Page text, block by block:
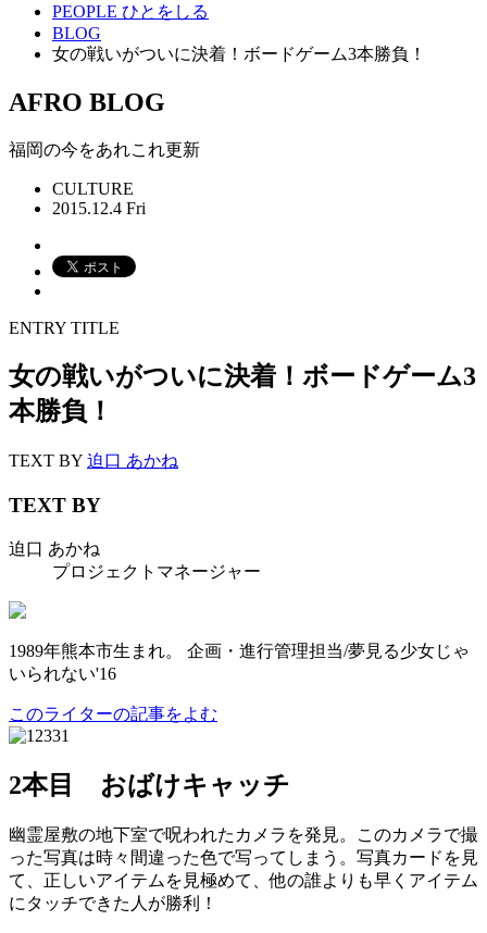
PEOPLE ひとをしる
BLOG
女の戦いがついに決着！ボードゲーム3本勝負！
AFRO BLOG
福岡の今をあれこれ更新
CULTURE
2015.12.4 Fri
ENTRY TITLE
女の戦いがついに決着！ボードゲーム3
本勝負！
TEXT BY 迫口 あかね
TEXT BY
迫口 あかね
プロジェクトマネージャー
1989年熊本市生まれ。 企画・進行管理担当/夢見る少女じゃ
いられない'16
このライターの記事をよむ
2本目 おばけキャッチ
幽霊屋敷の地下室で呪われたカメラを発見。このカメラで撮
った写真は時々間違った色で写ってしまう。写真カードを見
て、正しいアイテムを見極めて、他の誰よりも早くアイテム
にタッチできた人が勝利！